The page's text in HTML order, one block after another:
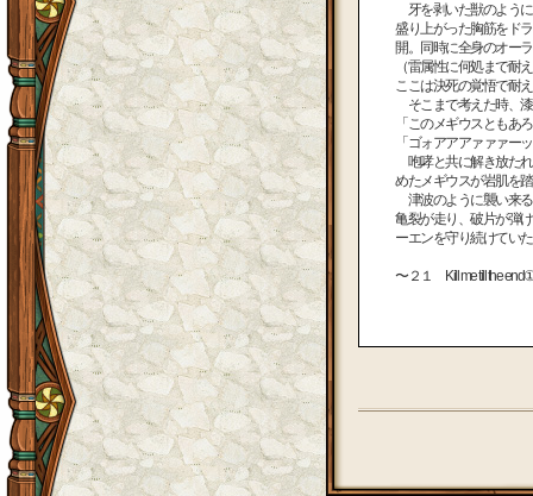
牙を剥いた獣のよう
盛り上がった胸筋をド
開。同時に全身のオー
（雷属性に何処まで耐
ここは決死の覚悟で耐
そこまで考えた時、
「このメギウスとも
「ゴォアアアァァァー
咆哮と共に解き放た
めたメギウスが岩肌を
津波のように襲い来
亀裂が走り、破片が弾
ーエンを守り続けてい
〜２１ Kill me till the